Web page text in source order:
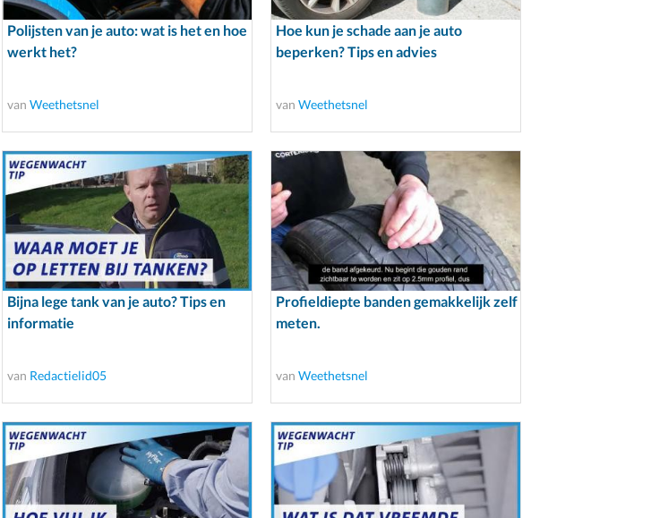
Polijsten van je auto: wat is het en hoe
werkt het?
van Weethetsnel
Hoe kun je schade aan je auto
beperken? Tips en advies
van Weethetsnel
Bijna lege tank van je auto? Tips en
informatie
van Redactielid05
Profieldiepte banden gemakkelijk zelf
meten.
van Weethetsnel